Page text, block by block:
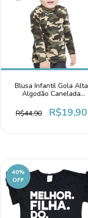
Blusa Infantil Gola Alta
Algodão Canelada
R$44,90
R$19,90
40%
OFF